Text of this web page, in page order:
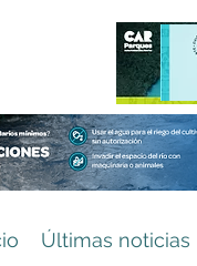
Últimas noticias